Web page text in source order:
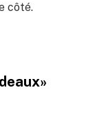
côté.